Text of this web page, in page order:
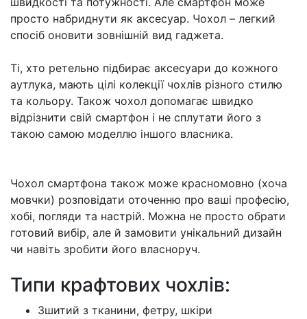
просто набриднути як аксесуар. Чохол – легкий
спосіб оновити зовнішній вид гаджета.
Ті, хто ретельно підбирає аксесуари до кожного
аутлука, мають цілі колекції чохлів різного стилю
та кольору. Також чохол допомагає швидко
відрізнити свій смартфон і не сплутати його з
такою самою моделлю іншого власника.
Чохол смартфона також може красномовно (хоча
мовчки) розповідати оточенню про ваші професію,
хобі, погляди та настрій. Можна не просто обрати
готовий вибір, але й замовити унікальний дизайн
чи навіть зробити його власноруч.
Типи крафтових чохлів:
Зшитий з тканини, фетру, шкіри